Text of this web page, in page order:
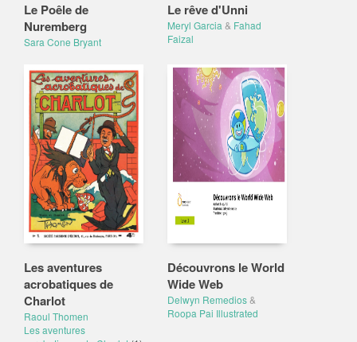
Le Poêle de
Nuremberg
Sara Cone Bryant
Le rêve d'Unni
Meryl Garcia & Fahad
Faizal
Les aventures
acrobatiques de
Charlot
Raoul Thomen
Les aventures
Découvrons le World
Wide Web
Delwyn Remedios&
Roopa Pai Illustrated